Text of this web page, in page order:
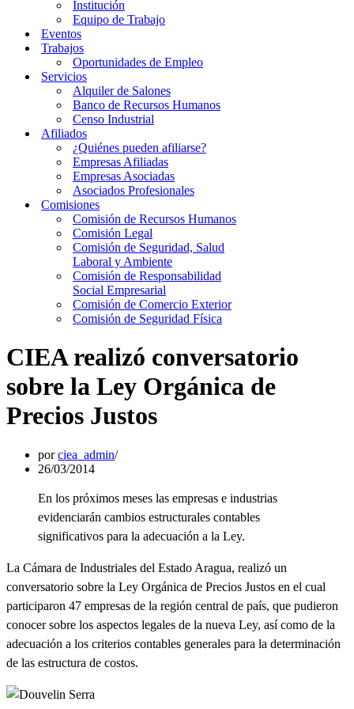
Institución
Equipo de Trabajo
Eventos
Trabajos
Oportunidades de Empleo
Servicios
Alquiler de Salones
Banco de Recursos Humanos
Censo Industrial
Afiliados
¿Quiénes pueden afiliarse?
Empresas Afiliadas
Empresas Asociadas
Asociados Profesionales
Comisiones
Comisión de Recursos Humanos
Comisión Legal
Comisión de Seguridad, Salud
Laboral y Ambiente
Comisión de Responsabilidad
Social Empresarial
Comisión de Comercio Exterior
Comisión de Seguridad Física
CIEA realizó conversatorio
sobre la Ley Orgánica de
Precios Justos
porciea_admin
26/03/2014
En los próximos meses las empresas e industrias
evidenciarán cambios estructurales contables
significativos para la adecuación a la Ley.
La Cámara de Industriales del Estado Aragua, realizó un
conversatorio sobre la Ley Orgánica de Precios Justos en el cual
participaron 47 empresas de la región central de país, que pudieron
conocer sobre los aspectos legales de la nueva Ley, así como de la
adecuación a los criterios contables generales para la determinación
de las estructura de costos.